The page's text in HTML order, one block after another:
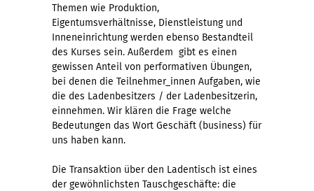
Themen wie Produktion,
Eigentumsverhältnisse, Dienstleistung und
Inneneinrichtung werden ebenso Bestandteil
des Kurses sein. Außerdem gibt es einen
gewissen Anteil von performativen Übungen,
bei denen die Teilnehmer_innen Aufgaben, wie
die des Ladenbesitzers / der Ladenbesitzerin,
einnehmen. Wir klären die Frage welche
Bedeutungen das Wort Geschäft (business) für
uns haben kann.
Die Transaktion über den Ladentisch ist eines
der gewöhnlichsten Tauschgeschäfte: die